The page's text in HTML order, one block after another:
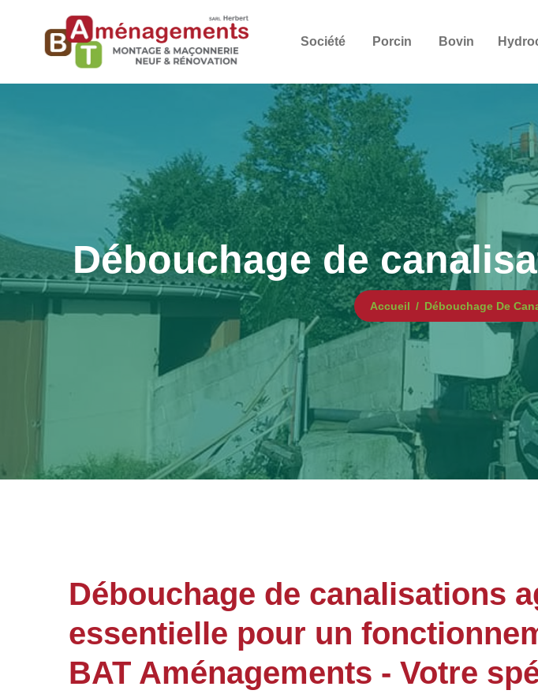
Société Porcin Bovin
Débouchage de
Accueil Débouchage De
Débouchage de canalisations
essentielle pour un
BAT Aménagements - Votre